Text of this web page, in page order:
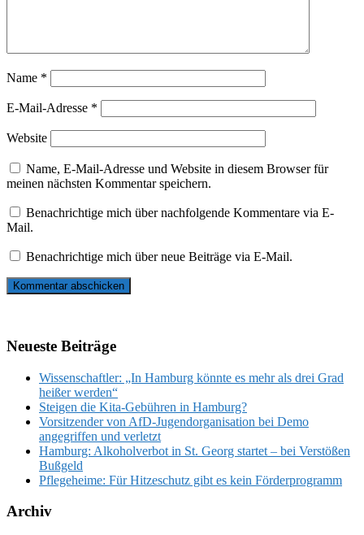
Name *
E-Mail-Adresse *
Website
Name, E-Mail-Adresse und Website in diesem Browser für
meinen nächsten Kommentar speichern.
Benachrichtige mich über nachfolgende Kommentare via E-
Mail.
Benachrichtige mich über neue Beiträge via E-Mail.
Neueste Beiträge
Wissenschaftler: „In Hamburg könnte es mehr als drei Grad
heißer werden“
Steigen die Kita-Gebühren in Hamburg?
Vorsitzender von AfD-Jugendorganisation bei Demo
angegriffen und verletzt
Hamburg: Alkoholverbot in St. Georg startet – bei Verstößen
Bußgeld
Pflegeheime: Für Hitzeschutz gibt es kein Förderprogramm
Archiv